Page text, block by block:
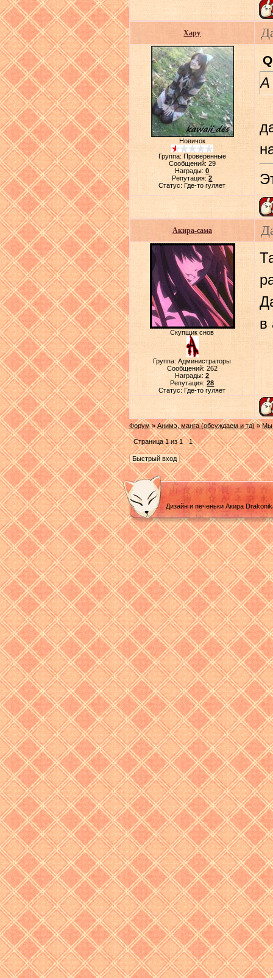
Хару
Новичок
Группа: Проверенные
Сообщений: 29
Награды:0
Репутация:2
Статус:Где-то гуляет
А
Акира-сама
Скупщик снов
Группа: Администраторы
Сообщений: 262
Награды:2
Репутация:28
Статус:Где-то гуляет
в
Форум » Анимэ, манга (обсуждаем и тд) » Мы
Страница1из1 1
Дизайн и печеньки Акира